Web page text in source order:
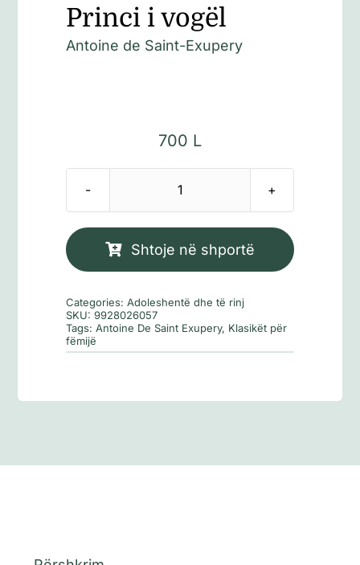
Princi i vogël
Antoine de Saint-Exupery
700 L
Sasi
i
Shtoje në shportë
Categories:Adoleshentë dhe të rinj
SKU:9928026057
Tags:Antoine De Saint Exupery, Klasikët për
fëmijë